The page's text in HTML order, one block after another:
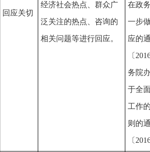
回应关切
经济社会热点、群众广
泛关注的热点、咨询的
相关问题等进行回应。
在政
一步
应的
〔
务院
于全
工作
则的
〔